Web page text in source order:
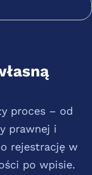
proces – od
prawnej i
rejestrację w
po wpisie.